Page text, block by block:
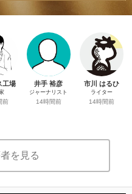
工場
前
井手 裕彦
ジャーナリスト
14時間前
市川 はるひ
ライター
14時間前
を見る